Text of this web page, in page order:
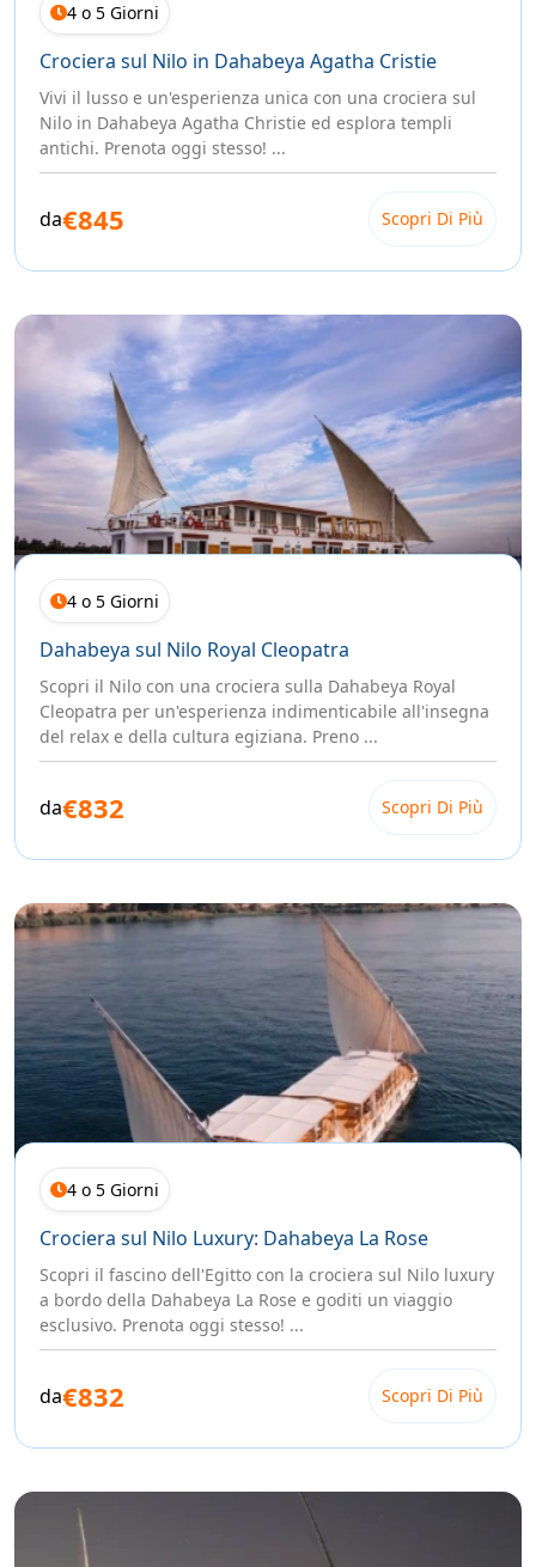
4 o 5 Giorni
Crociera sul Nilo in Dahabeya Agatha Cristie
Vivi il lusso e un'esperienza unica con una crociera sul
Nilo in Dahabeya Agatha Christie ed esplora templi
antichi. Prenota oggi stesso! ...
da€845 Scopri Di Più
4 o 5 Giorni
Dahabeya sul Nilo Royal Cleopatra
Scopri il Nilo con una crociera sulla Dahabeya Royal
Cleopatra per un'esperienza indimenticabile all'insegna
del relax e della cultura egiziana. Preno ...
da€832 Scopri Di Più
4 o 5 Giorni
Crociera sul Nilo Luxury: Dahabeya La Rose
Scopri il fascino dell'Egitto con la crociera sul Nilo luxury
a bordo della Dahabeya La Rose e goditi un viaggio
esclusivo. Prenota oggi stesso! ...
da€832 Scopri Di Più